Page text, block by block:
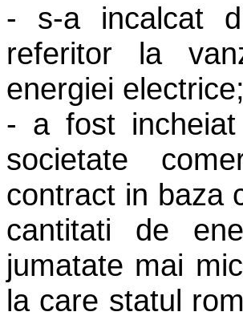
- s-a incalcat
referitor la
energiei electrice;
- a fost
societate
contract in baza
cantitati de
jumatate mai
la care statul